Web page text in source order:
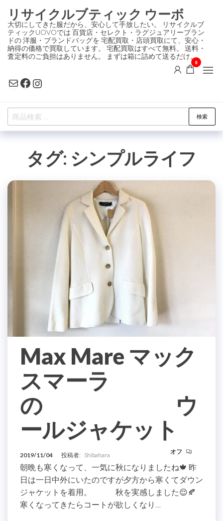
ン
テ
ン
ツ
プ
リサイクルブティック ウーボ
大切にしてきた服だから、安心して手放したい。 リサイクルブ
ティックUOVOでは 百貨店・セレクト・ラグジュアリーブラン
ドの 洋服・ブランドバッグを 宅配買取・店頭買取にて、安心・
納得の価格で買取しています。 宅配買取はすべて無料。 送料・
査定料のご負担はありません。 まずは箱に詰めて送るだけ。
MailFacebook
Instagram
0
検
索
検索
タグ: シンプルライフ
Max Mare マック
スマーラ
の ウ
ールジャケット
2019/11/04 投稿者: Shibahara オフ
朝晩も寒くなって、一気に秋になりましたね🍁 昨
日は一日中外にいたのですが夕方から寒くてダウン
ジャケットを着用。 秋を実感しました😌🍂
寒くなってきたらコートが欲しくなり…